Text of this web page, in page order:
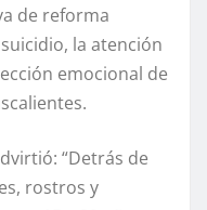
de reforma
la atención
emocional de
“Detrás de
rostros y